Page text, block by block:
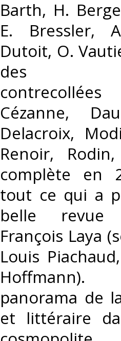
Barth, H.
E. Bressler,
Dutoit, O.
des
Cézanne,
Delacroix,
Renoir,
complète en
tout ce qui a
belle
François Laya
Louis
Hoffmann).
panorama de
et littéraire